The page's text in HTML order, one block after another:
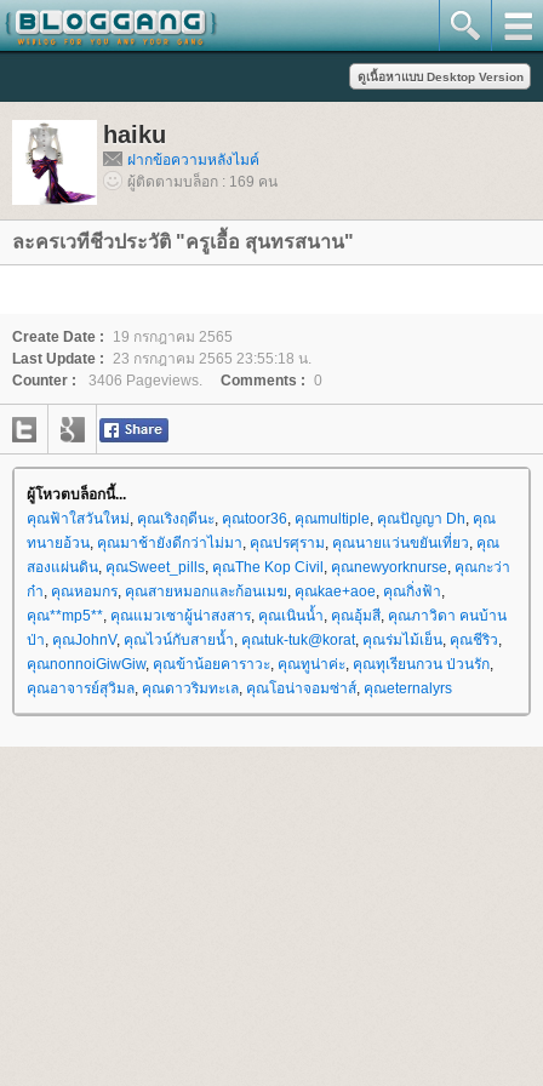
haiku
ฝากข้อความหลังไมค์
ผู้ติดตามบล็อก : 169 คน
ละครเวทีชีวประวัติ "ครูเอื้อ สุนทรสนาน"
Create Date :
19 กรกฎาคม 2565
Last Update : 23 กรกฎาคม 2565 23:55:18 น.
Counter :
3406 Pageviews. Comments : 0
ผู้โหวตบล็อกนี้...
คุณฟ้าใสวันใหม่, คุณเริงฤดีนะ, คุณtoor36, คุณmultiple, คุณปัญญา Dh, คุณ
ทนายอ้วน, คุณมาช้ายังดีกว่าไม่มา, คุณปรศุราม, คุณนายแว่นขยันเที่ยว, คุณ
สองแผ่นดิน, คุณSweet_pills, คุณThe Kop Civil , คุณnewyorknurse, คุณกะว่า
ก๋า, คุณหอมกร, คุณสายหมอกและก้อนเมฆ, คุณkae+aoe, คุณกิ่งฟ้า,
คุณ**mp5**, คุณแมวเซาผู้น่าสงสาร, คุณเนินน้ำ, คุณอุ้มสี, คุณภาวิดา คนบ้าน
ป่า, คุณJohnV, คุณไวน์กับสายน้ำ, คุณtuk-tuk@korat, คุณร่มไม้เย็น, คุณชีริว,
คุณnonnoiGiwGiw, คุณข้าน้อยคาราวะ, คุณทูน่าค่ะ, คุณทุเรียนกวน ป่วนรัก,
คุณอาจารย์สุวิมล, คุณดาวริมทะเล, คุณโอน่าจอมซ่าส์, คุณeternalyrs